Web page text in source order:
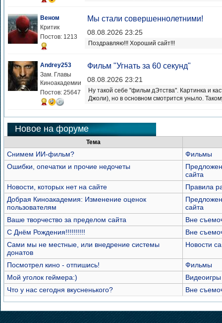
Веном
Критик
Постов: 1213
Мы стали совершеннолетними!
08.08.2026 23:25
Поздравляю!!! Хороший сайт!!!
Andrey253
Зам. Главы
Киноакадемии
Постов: 25647
Фильм "Угнать за 60 секунд"
08.08.2026 23:21
Ну такой себе "фильм дЭтства". Картинка и
Джоли), но в основном смотрится уныло.
Новое на форуме
Тема
Снимем ИИ-фильм?
Фильмы
Ошибки, опечатки и прочие недочеты
сайта
Новости, которых нет на сайте
Правила
Добрая Киноакадемия: Изменение оценок
пользователям
сайта
Ваше творчество за пределом сайта
Вне
С Днём Рождения!!!!!!!!!!
Вне
Сами мы не местные, или внедрение системы
донатов
Новости
Посмотрел кино - отпишись!
Фильмы
Мой уголок геймера:)
Видеоигры
Что у нас сегодня вкусненького?
Вне